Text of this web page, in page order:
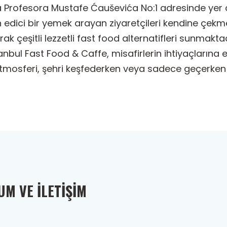
Mustafe Ćauševića No:1 adresinde yer
edici bir yemek arayan ziyaretçileri kendine
çeşitli lezzetli fast food alternatifleri
Fast Food & Caffe, misafirlerin ihtiyaçlarına
şehri keşfederken veya sadece
VE İLETIŞIM